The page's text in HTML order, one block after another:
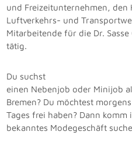
und Freizeitunternehmen, den
Luftverkehrs- und
Mitarbeitende für die Dr.
tätig.
Du suchst
einen Nebenjob oder Minijob
Bremen? Du möchtest
Tages frei haben? Dann komm
bekanntes Modegeschäft